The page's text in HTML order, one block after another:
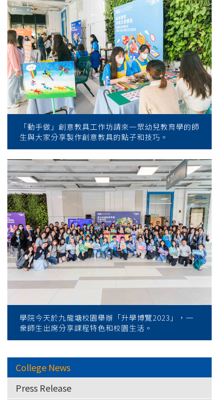
「動手做」創意教具工作坊請來一眾幼兒教育學的師
生與大家分享製作創意教具的點子和技巧。
學院今天於九龍塘校園舉辦「升學博覽2023」，一
衆師生出席分享課程特色和校園生活。
College News
Press Release